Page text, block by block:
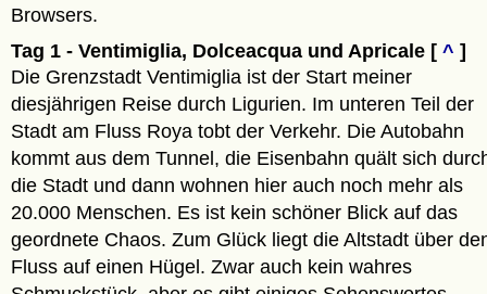
Browsers.
Tag 1 - Ventimiglia, Dolceacqua und Apricale [ ^ ]
Die Grenzstadt Ventimiglia ist der Start meiner
diesjährigen Reise durch Ligurien. Im unteren Teil der
Stadt am Fluss Roya tobt der Verkehr. Die Autobahn
kommt aus dem Tunnel, die Eisenbahn quält sich
die Stadt und dann wohnen hier auch noch mehr als
20.000 Menschen. Es ist kein schöner Blick auf das
geordnete Chaos. Zum Glück liegt die Altstadt über
Fluss auf einen Hügel. Zwar auch kein wahres